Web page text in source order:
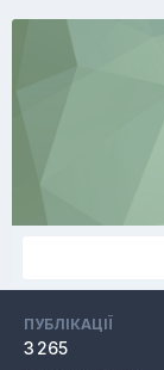
ПУБЛІКАЦІЇ
3 265